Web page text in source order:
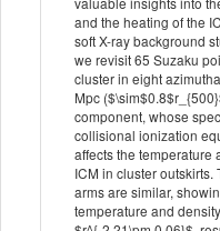
and the heating of the
soft X-ray background
we revisit 65 Suzaku
cluster in eight
Mpc
component, whose
collisional ionization
affects the temperature
ICM in cluster
arms are similar,
temperature and